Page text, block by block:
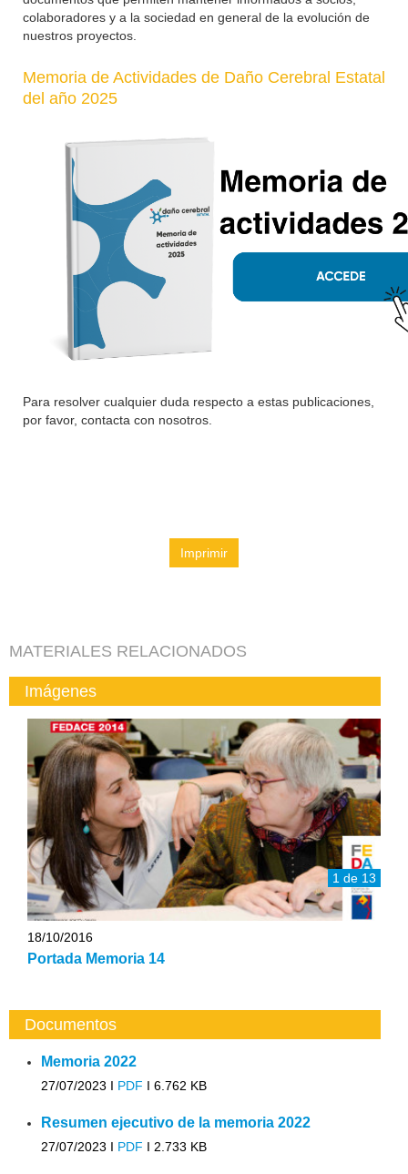
colaboradores y a la sociedad en general de la evolución de
nuestros proyectos.
Memoria de Actividades de Daño Cerebral Estatal
del año 2025
Para resolver cualquier duda respecto a estas publicaciones,
por favor, contacta con nosotros.
Imprimir
MATERIALES RELACIONADOS
Imágenes
1 de 13
18/10/2016
Portada Memoria 14
Documentos
Memoria 2022
27/07/2023 I PDF I 6.762 KB
Resumen ejecutivo de la memoria 2022
27/07/2023 I PDF I 2.733 KB